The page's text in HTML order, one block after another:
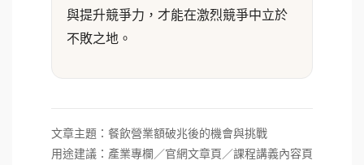
與提升競爭力，才能在激烈競爭中立於
不敗之地。
文章主題：餐飲營業額破兆後的機會與挑戰
用途建議：產業專欄／官網文章頁／課程講義內容頁